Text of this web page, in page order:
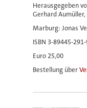
Herausgegeben
Gerhard
Marburg: Jonas
ISBN 3-89445-
Euro 25,00
Bestellung über